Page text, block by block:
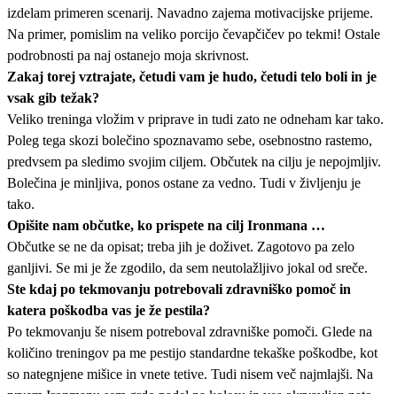
izdelam primeren scenarij. Navadno zajema motivacijske prijeme.
Na primer, pomislim na veliko porcijo čevapčičev po tekmi! Ostale
podrobnosti pa naj ostanejo moja skrivnost.
Zakaj torej vztrajate, četudi vam je hudo, četudi telo boli in je
vsak gib težak?
Veliko treninga vložim v priprave in tudi zato ne odneham kar tako.
Poleg tega skozi bolečino spoznavamo sebe, osebnostno rastemo,
predvsem pa sledimo svojim ciljem. Občutek na cilju je nepojmljiv.
Bolečina je minljiva, ponos ostane za vedno. Tudi v življenju je
tako.
Opišite nam občutke, ko prispete na cilj Ironmana …
Občutke se ne da opisat; treba jih je doživet. Zagotovo pa zelo
ganljivi. Se mi je že zgodilo, da sem neutolažljivo jokal od sreče.
Ste kdaj po tekmovanju potrebovali zdravniško pomoč in
katera poškodba vas je že pestila?
Po tekmovanju še nisem potreboval zdravniške pomoči. Glede na
količino treningov pa me pestijo standardne tekaške poškodbe, kot
so nategnjene mišice in vnete tetive. Tudi nisem več najmlajši. Na